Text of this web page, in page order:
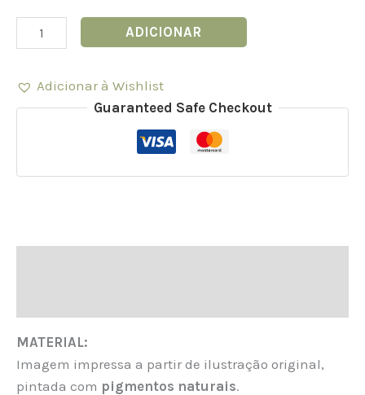
ADICIONAR
Adicionar à Wishlist
Guaranteed Safe Checkout
MATERIAL:
Imagem impressa a partir de ilustração original,
pintada com pigmentos naturais.